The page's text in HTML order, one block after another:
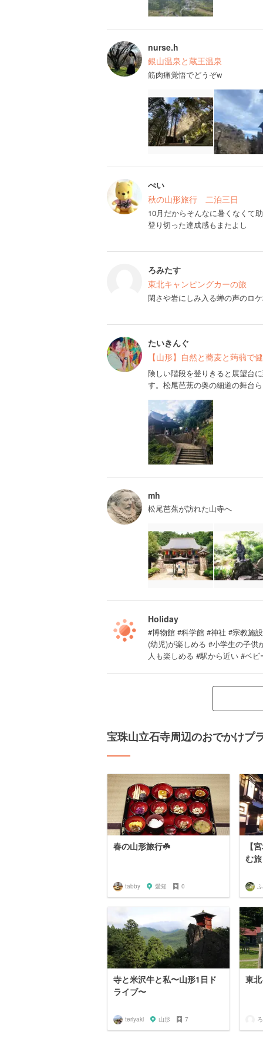
nurse.h
銀山温泉と蔵王温泉
筋肉痛覚悟でどうぞw
ぺい
秋の山形旅行 二泊三日
10月だからそんなに暑くなくて
登り切った達成感もまたよし
ろみたす
東北キャンピングカーの旅
閑さや岩にしみ入る蝉の声のロ
たいきんぐ
【山形】自然と蕎麦と蒟蒻
険しい階段を登りきると展望台
す。松尾芭蕉の奥の細道の舞台
mh
松尾芭蕉が訪れた山寺へ
Holiday
#博物館 #科学館 #神社 #宗教施
(幼児)が楽しめる #小学生の子
人も楽しめる #駅から近い #ベ
宝珠山立石寺周辺のおでかけプ
春の山形旅行☘️
tabby 愛知 0
【
む旅
寺と米沢牛と私〜山形1日ド
ライブ〜
teriyaki 山形 7
東